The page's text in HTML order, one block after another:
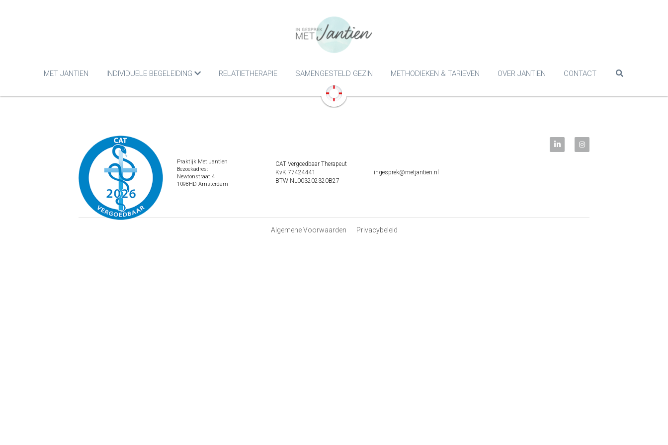
MET JANTIEN INDIVIDUELE BEGELEIDING RELATIETHERAPIE SAMENGESTELD GEZIN METHODIEKEN & TARIEVEN OVER JANTIEN CONTACT
Praktijk Met Jantien
Bezoekadres:
Newtonstraat 4
1098HD Amsterdam
CAT Vergoedbaar Therapeut
KvK 77424441
BTW NL003202320B27
ingesprek@metjantien.nl
Algemene Voorwaarden Privacybeleid